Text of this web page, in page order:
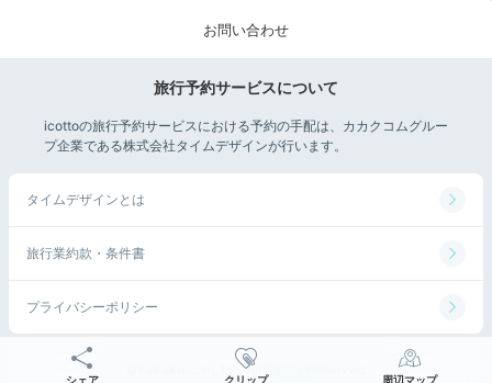
シェア クリップ 周辺マップ
お問い合わせ
旅行予約サービスについて
icottoの旅行予約サービスにおける予約の手配は、カカクコムグルー
プ企業である株式会社タイムデザインが行います。
タイムデザインとは
旅行業約款・条件書
プライバシーポリシー
©Kakaku.com, Inc. All Rights Reserved.